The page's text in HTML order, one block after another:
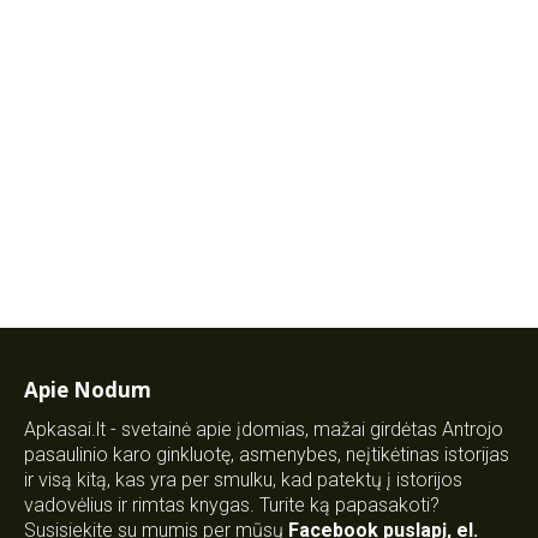
Apie Nodum
Apkasai.lt - svetainė apie įdomias, mažai girdėtas Antrojo
pasaulinio karo ginkluotę, asmenybes, neįtikėtinas istorijas
ir visą kitą, kas yra per smulku, kad patektų į istorijos
vadovėlius ir rimtas knygas. Turite ką papasakoti?
Susisiekite su mumis per mūsų Facebook puslapį, el.